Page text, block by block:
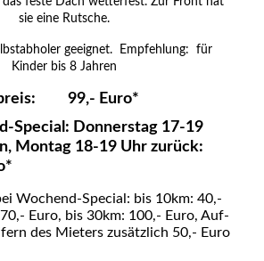
sie eine Rutsche.
geeignet. Empfehlung: für
Kinder bis 8 Jahren
99,- Euro*
Special: Donnerstag 17-19
Montag 18-19 Uhr zurück:
Wochend-Special: bis 10km: 40,-
Euro, bis 30km: 100,- Euro, Auf-
des Mieters zusätzlich 50,- Euro